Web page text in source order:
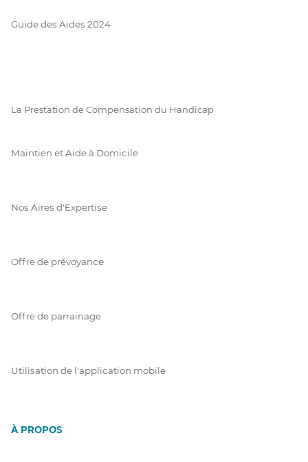
Guide des Aides 2024
La Prestation de Compensation du Handicap
Maintien et Aide à Domicile
Nos Aires d'Expertise
Offre de prévoyance
Offre de parrainage
Utilisation de l'application mobile
À PROPOS